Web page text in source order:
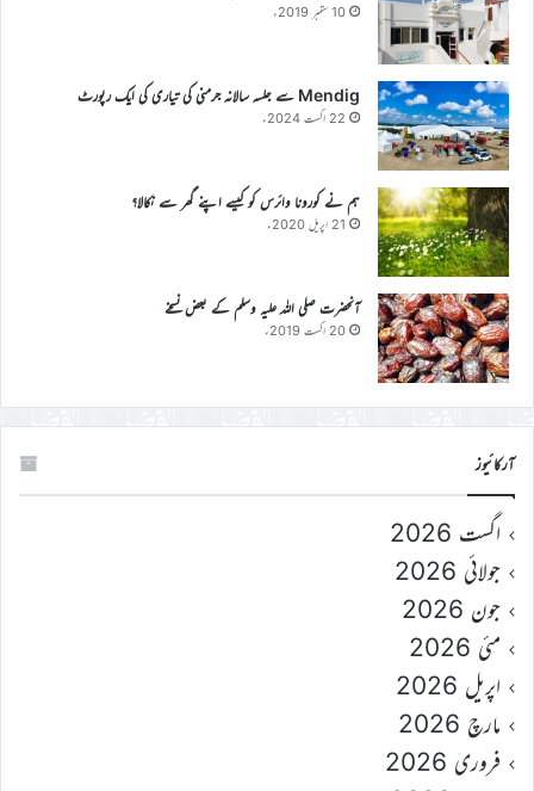
10 ستمبر 2019ء
Mendig سے جلسہ سالانہ جرمنی کی تیاری کی ایک رپورٹ
22 اگست 2024ء
ہم نے کورونا وائرس کو کیسے اپنے گھر سے نکالا؟
21 اپریل 2020ء
آنحضرت صلی اللہ علیہ وسلم کے بعض نسخے
20 اگست 2019ء
آرکائیوز
اگست 2026
جولائی 2026
جون 2026
مئی 2026
اپریل 2026
مارچ 2026
فروری 2026